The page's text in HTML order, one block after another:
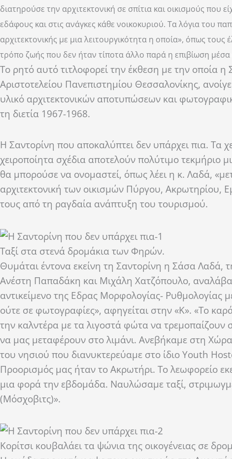
διατηρούσε την αρχιτεκτονική σε σπίτια και οικισμούς
εδάφους και στις ανάγκες κάθε νοικοκυριού. Τα λόγια του
αρχιτεκτονικής με μια λειτουργικότητα η οποία», όπως
τρόπο ζωής που δεν ήταν τίποτα άλλο παρά η επιβίωση μέσα
Το ρητό αυτό τιτλοφορεί την έκθεση με την οποία
Αριστοτελείου Πανεπιστημίου Θεσσαλονίκης,
υλικό αρχιτεκτονικών αποτυπώσεων και
τη διετία 1967-1968.
Η Σαντορίνη που αποκαλύπτει δεν υπάρχει πια. Τα
χειροποίητα σχέδια αποτελούν πολύτιμο τεκμήριο
θα μπορούσε να ονομαστεί, όπως λέει η κ. Λαδά,
αρχιτεκτονική των οικισμών Πύργου, Ακρωτηρίου,
τους από τη ραγδαία ανάπτυξη του τουρισμού.
Ταξί στα στενά δρομάκια των Φηρών.
Θυμάται έντονα εκείνη τη Σαντορίνη η Σάσα Λαδά,
Ανέστη Παπαδάκη και Μιχάλη Χατζόπουλο,
αντικείμενο της Εδρας Μορφολογίας- Ρυθμολογίας
ούτε σε φωτογραφίες», αφηγείται στην «Κ». «Το
την καλντέρα με τα λιγοστά φώτα να τρεμοπαίζουν
να μας μεταφέρουν στο λιμάνι. Ανεβήκαμε στη Χώρα
του νησιού που διανυκτερεύαμε στο ίδιο Υouth
Προορισμός μας ήταν το Ακρωτήρι. Το λεωφορείο
μια φορά την εβδομάδα. Ναυλώσαμε ταξί,
(Μόσχοβιτς)».
Kορίτσι κουβαλάει τα ψώνια της οικογένειας σε